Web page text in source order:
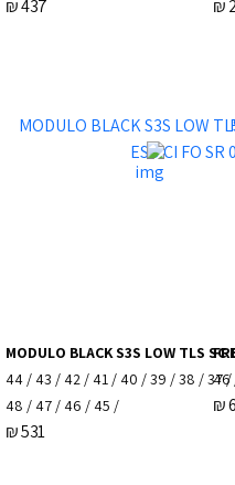
₪
437
₪
₪
MODULO BLACK S3S LOW TLS SC
35 / 36 / 37 / 38 / 39 / 40 / 41 / 42 / 43 / 44
/ 45 / 46 / 47 / 48
531
₪